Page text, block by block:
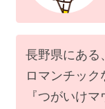
長野県にある
ロマンチック
『つがいけ